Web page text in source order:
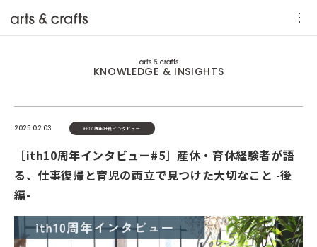
KNOWLEDGE & INSIGHTS
2025.02.03 ith10周年社員インタビュー
［ith10周年インタビュー#5］産休・育休経験者が語
る、仕事復帰と育児の両立で見つけた大切なこと -後
編-